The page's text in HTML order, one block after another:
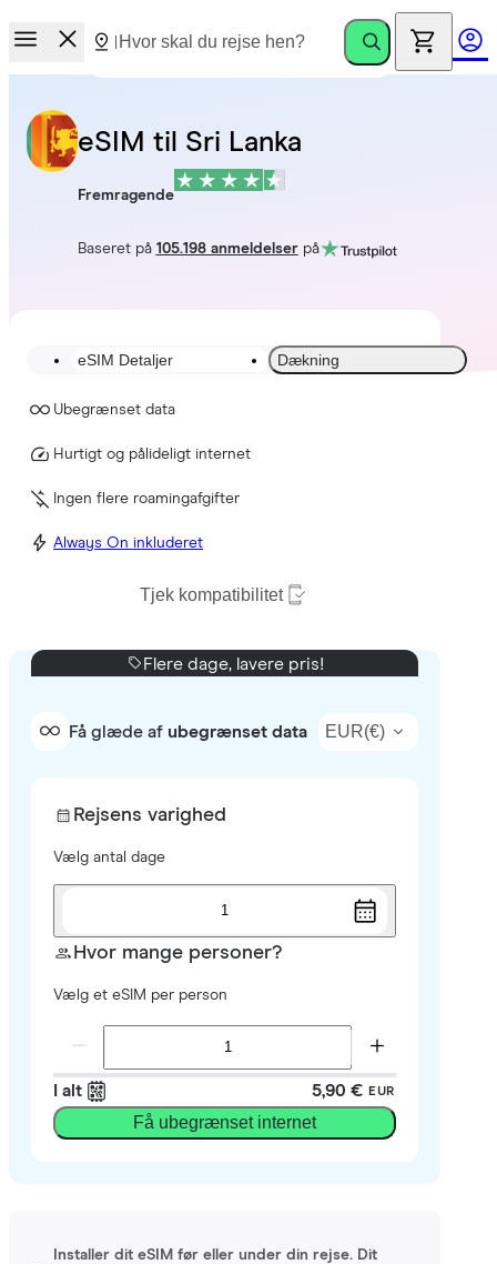
eSIM til Sri Lanka
Fremragende
Baseret på 105.198 anmeldelserpå
eSIM Detaljer Dækning
Ubegrænset data
Hurtigt og pålideligt internet
Ingen flere roamingafgifter
Always On inkluderet
Tjek kompatibilitet
Flere dage, lavere pris!
Få glæde af ubegrænset data EUR(€)
Rejsens varighed
Vælg antal dage
1
Hvor mange personer?
Vælg et eSIM per person
I alt 5,90 € EUR
Få ubegrænset internet
Installer dit eSIM før eller under din rejse. Dit